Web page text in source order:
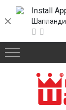
Install